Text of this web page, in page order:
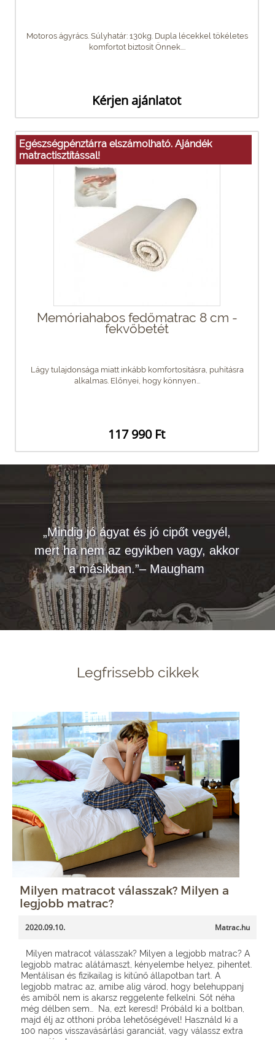
Motoros ágyrács. Súlyhatár: 130kg. Dupla lécekkel tökéletes
komfortot biztosít Önnek....
Kérjen ajánlatot
Egészségpénztárra elszámolható. Ajándék
matractisztítással!
Memóriahabos fedőmatrac 8 cm -
fekvőbetét
Lágy tulajdonsága miatt inkább komfortosításra, puhításra
alkalmas. Előnyei, hogy könnyen...
117 990 Ft
„Mindig jó ágyat és jó cipőt vegyél,
mert ha nem az egyikben vagy, akkor
a másikban.”– Maugham
Legfrissebb cikkek
Milyen matracot válasszak? Milyen a
legjobb matrac?
2020.09.10. Matrac.hu
Milyen matracot válasszak? Milyen a legjobb matrac? A
legjobb matrac alátámaszt, kényelembe helyez, pihentet.
Mentálisan és fizikailag is kitűnő állapotban tart. A
legjobb matrac az, amibe alig várod, hogy belehuppanj
és amiből nem is akarsz reggelente felkelni. Sőt néha
még délben sem… Na, ezt keresd! Próbáld ki a boltban,
majd élj az otthoni próba lehetőségével! Használd ki a
100 napos visszavásárlási garanciát, vagy válassz extra